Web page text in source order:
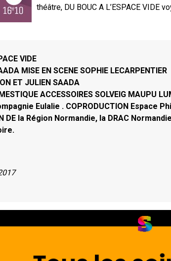
théâtre, DU BOUC A L’ESPACE VIDE
VIDE
MISE EN SCENE SOPHIE LECARPENTIER
ET JULIEN SAADA
ACCESSOIRES SOLVEIG MAUPU
Eulalie . COPRODUCTION Espace
DE la Région Normandie, la DRAC